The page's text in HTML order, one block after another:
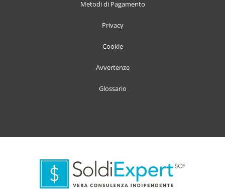
Metodi di Pagamento
Privacy
Cookie
Avvertenze
Glossario